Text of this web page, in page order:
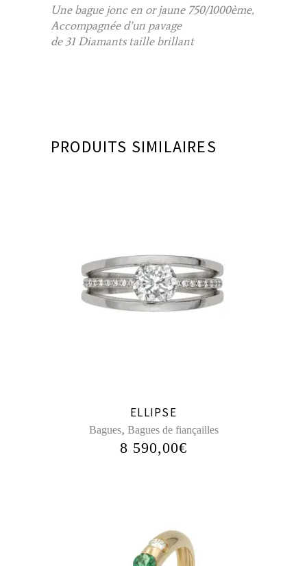
Une bague jonc en or jaune 750/1000ème,
Accompagnée d’un pavage
de 31 Diamants taille brillant
PRODUITS SIMILAIRES
ELLIPSE
Bagues, Bagues de fiançailles
8 590,00€